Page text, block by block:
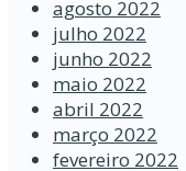
agosto 2022
julho 2022
junho 2022
maio 2022
abril 2022
março 2022
fevereiro 2022